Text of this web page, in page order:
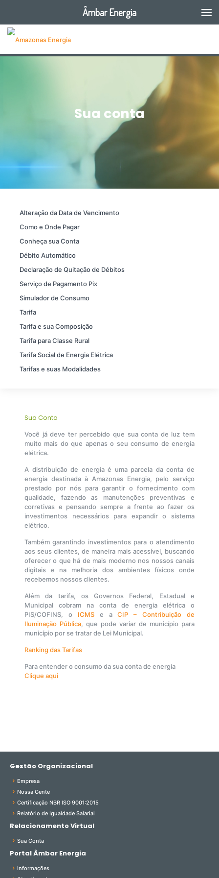
Sua conta
Alteração da Data de Vencimento
Como e Onde Pagar
Conheça sua Conta
Débito Automático
Declaração de Quitação de Débitos
Serviço de Pagamento Pix
Simulador de Consumo
Tarifa
Tarifa e sua Composição
Tarifa para Classe Rural
Tarifa Social de Energia Elétrica
Tarifas e suas Modalidades
Sua Conta
Você já deve ter percebido que sua conta de luz tem
muito mais do que apenas o seu consumo de energia
elétrica.
A distribuição de energia é uma parcela da conta de
energia destinada à Amazonas Energia, pelo serviço
prestado por nós para garantir o fornecimento com
qualidade, fazendo as manutenções preventivas e
corretivas e pensando sempre a frente ao fazer os
investimentos necessários para expandir o sistema
elétrico.
Também garantindo investimentos para o atendimento
aos seus clientes, de maneira mais acessível, buscando
oferecer o que há de mais moderno nos nossos canais
digitais e na melhoria dos ambientes físicos onde
recebemos nossos clientes.
Além da tarifa, os Governos Federal, Estadual e
Municipal cobram na conta de energia elétrica o
PIS/COFINS, o ICMS e aCIP – Contribuição de
Iluminação Pública, que pode variar de município para
município por se tratar de Lei Municipal.
Ranking das Tarifas
Para entender o consumo da sua conta de energia
Clique aqui
Gestão Organizacional
Empresa
Nossa Gente
Certificação NBR ISO 9001:2015
Relatório de Igualdade Salarial
Relacionamento Virtual
Sua Conta
Portal Âmbar Energia
Informações
Âmbar Energia